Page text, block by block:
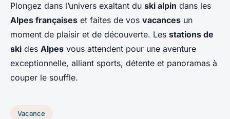
Plongez dans l’univers exaltant du ski alpin dans les
Alpes françaises et faites de vos vacances un
moment de plaisir et de découverte. Les stations de
ski des Alpes vous attendent pour une aventure
exceptionnelle, alliant sports, détente et panoramas à
couper le souffle.
Vacance